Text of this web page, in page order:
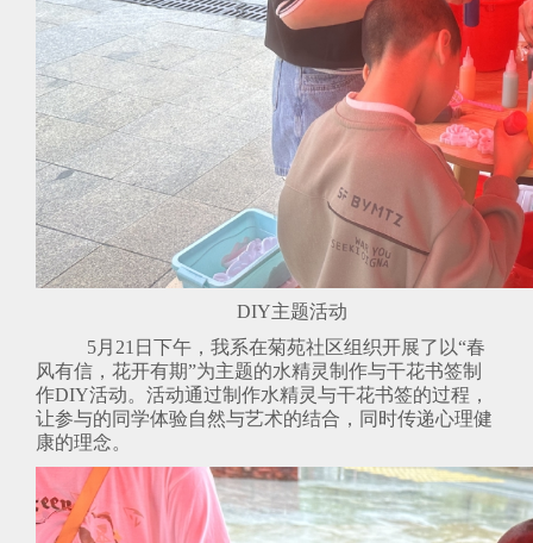
DIY主题活动
5月21日下午，我系在菊苑社区组织开展了以“春
风有信，花开有期”为主题的水精灵制作与干花书签制
作DIY活动。活动通过制作水精灵与干花书签的过程，
让参与的同学体验自然与艺术的结合，同时传递心理健
康的理念。